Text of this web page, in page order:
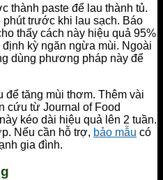
thành paste để lau thành tủ.
trước khi lau sạch. Báo
thấy cách này hiệu quả 95%
kỳ ngăn ngừa mùi. Ngoài
dùng phương pháp này để
để tăng mùi thơm. Thêm vài
cứu từ Journal of Food
kéo dài hiệu quả lên 2 tuần.
Nếu cần hỗ trợ, bảo mẫu có
gia đình.